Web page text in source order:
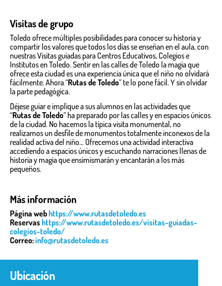
Visitas de grupo
Toledo ofrece múltiples posibilidades para conocer su historia y
compartir los valores que todos los días se enseñan en el aula, con
nuestras Visitas guiadas para Centros Educativos, Colegios e
Institutos en Toledo. Sentir en las calles de Toledo la magia que
ofrece esta ciudad es una experiencia única que el niño no olvidará
fácilmente. Ahora “Rutas de Toledo” te lo pone fácil. Y sin olvidar
la parte pedagógica.
Déjese guiar e implique a sus alumnos en las actividades que
“Rutas de Toledo” ha preparado por las calles y en espacios únicos
de la ciudad. No hacemos la típica visita monumental, no
realizamos un desfile de monumentos totalmente inconexos de la
realidad activa del niño… Ofrecemos una actividad interactiva
accediendo a espacios únicos y escuchando narraciones llenas de
historia y magia que ensimismarán y encantarán a los más
pequeños.
Más información
Página web https://www.rutasdetoledo.es
Reservas https://www.rutasdetoledo.es/visitas-guiadas-
colegios-toledo/
Correo:info@rutasdetoledo.es
Ubicación